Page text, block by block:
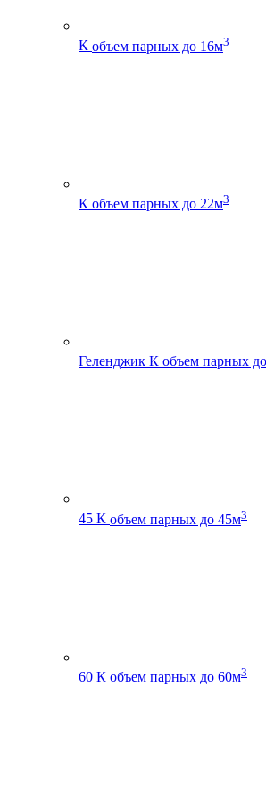
К объем парных до 16м3
К объем парных до 22м3
Геленджик К объем парных
45 К объем парных до 45м3
60 К объем парных до 60м3